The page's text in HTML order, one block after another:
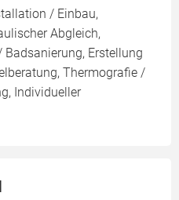
/ Einbau,
Abgleich,
Badsanierung, Erstellung
Thermografie /
Individueller